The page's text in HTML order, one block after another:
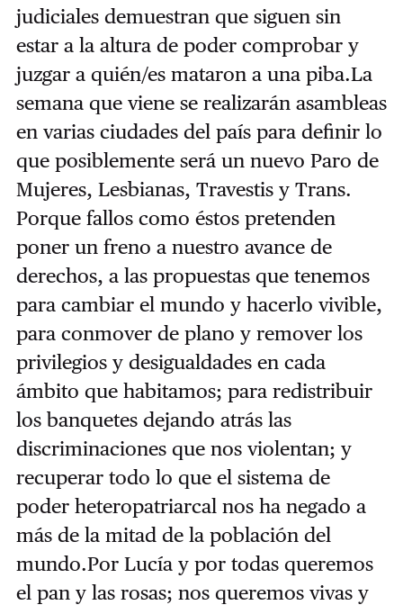
judiciales demuestran que siguen sin
estar a la altura de poder comprobar y
juzgar a quién/es mataron a una piba.La
semana que viene se realizarán asambleas
en varias ciudades del país para definir lo
que posiblemente será un nuevo Paro de
Mujeres, Lesbianas, Travestis y Trans.
Porque fallos como éstos pretenden
poner un freno a nuestro avance de
derechos, a las propuestas que tenemos
para cambiar el mundo y hacerlo vivible,
para conmover de plano y remover los
privilegios y desigualdades en cada
ámbito que habitamos; para redistribuir
los banquetes dejando atrás las
discriminaciones que nos violentan; y
recuperar todo lo que el sistema de
poder heteropatriarcal nos ha negado a
más de la mitad de la población del
mundo.Por Lucía y por todas queremos
el pan y las rosas; nos queremos vivas y